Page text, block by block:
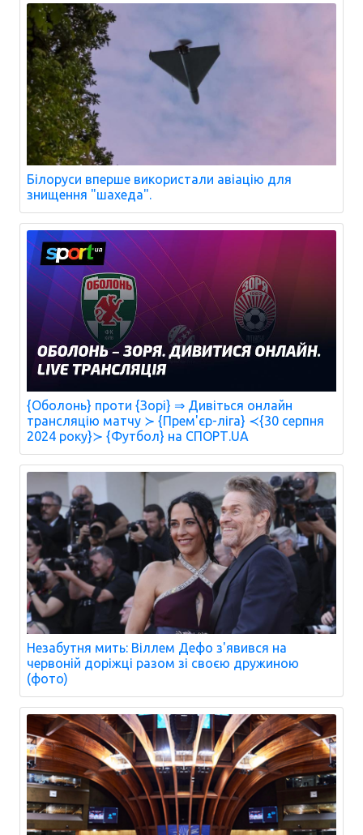
Білоруси вперше використали авіацію для
знищення "шахеда".
{Оболонь} проти {Зорі} ⇒ Дивіться онлайн
трансляцію матчу ≻ {Прем'єр-ліга} ≺{30 серпня
2024 року}≻ {Футбол} на СПОРТ.UA
Незабутня мить: Віллем Дефо з'явився на
червоній доріжці разом зі своєю дружиною
(фото)